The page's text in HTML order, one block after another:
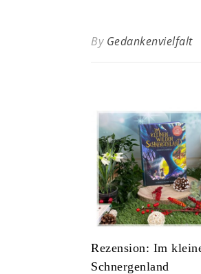
By Gedankenvielfalt
Rezension: Im
Schnergenland